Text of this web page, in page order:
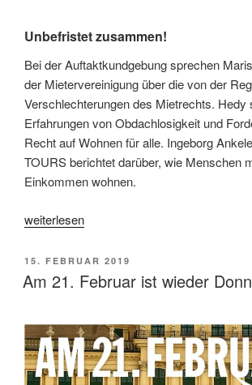
Unbefristet zusammen!
Bei der Auftaktkundgebung sprechen
der Mietervereinigung über die von der
Verschlechterungen des Mietrechts. Hedy
Erfahrungen von Obdachlosigkeit und
Recht auf Wohnen für alle. Ingeborg
TOURS berichtet darüber, wie Menschen
Einkommen wohnen.
„21.
Do!-
Programm“
weiterlesen
VERÖFFENTLICHT
AM
15. FEBRUAR 2019
Am 21. Februar ist wieder